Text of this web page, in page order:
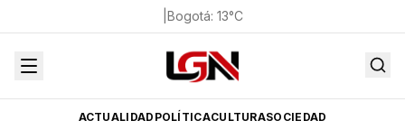
Bogotá: 13°C
ACTUALIDAD POLÍTICACULTURASOCIEDAD